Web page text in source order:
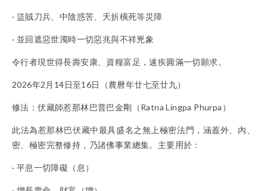
· 盜賊刀兵、中陰惑苦、夭折橫死等災障
· 並回遮惡世濁時一切惡兆與不祥兇象
令行者現世得長壽安康、資糧富足，速疾圓滿一切願求。
2026年2月14日至16日（農曆年廿七至廿九）
修法：伏藏師惹那林巴普巴金剛（Ratna Lingpa Phurpa）
此法為惹那林巴伏藏中最具盛名之無上極密法門，涵蓋外、內、
密、極密完整修持，乃諸佛事業總集。主要用於：
· 平息一切障礙（息）